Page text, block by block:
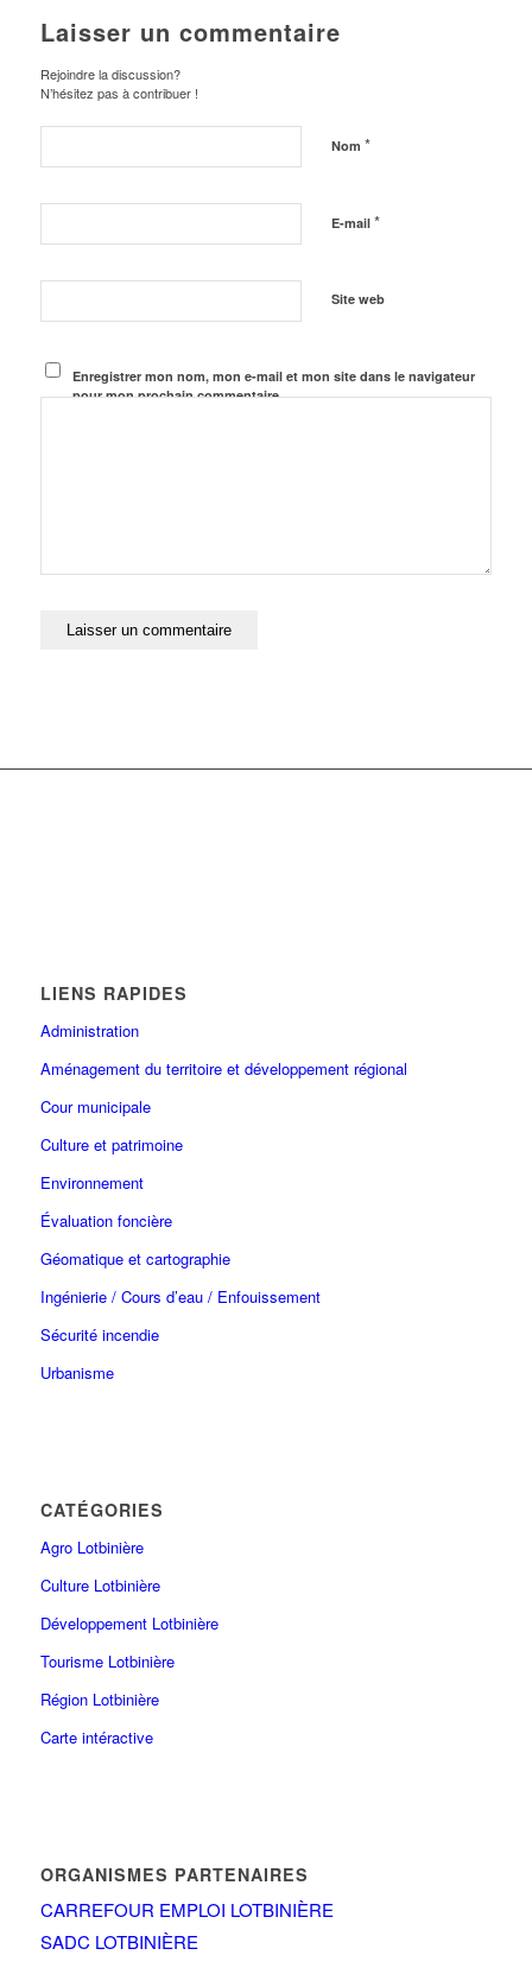
Laisser un commentaire
Rejoindre la discussion?
N’hésitez pas à contribuer !
Nom *
E-mail *
Site web
Enregistrer mon nom, mon e-mail et mon site dans le navigateur
pour mon prochain commentaire.
LIENS RAPIDES
Administration
Aménagement du territoire et développement régional
Cour municipale
Culture et patrimoine
Environnement
Évaluation foncière
Géomatique et cartographie
Ingénierie / Cours d’eau / Enfouissement
Sécurité incendie
Urbanisme
CATÉGORIES
Agro Lotbinière
Culture Lotbinière
Développement Lotbinière
Tourisme Lotbinière
Région Lotbinière
Carte intéractive
ORGANISMES PARTENAIRES
CARREFOUR EMPLOI LOTBINIÈRE
SADC LOTBINIÈRE